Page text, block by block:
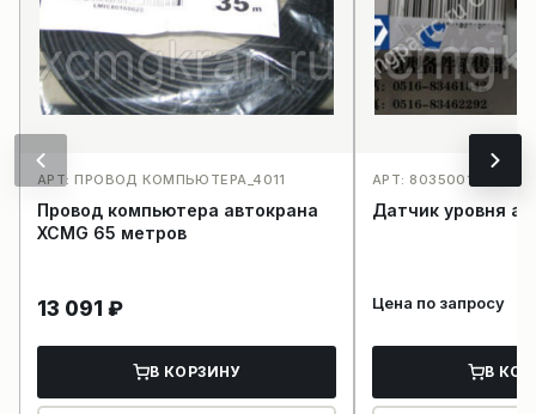
АРТ: ПРОВОД КОМПЬЮТЕРА_4011
Провод компьютера автокрана
XCMG 65 метров
13 091 ₽
В КОРЗИНУ
АРТ:
Датчик уровня
Цена по запросу
В